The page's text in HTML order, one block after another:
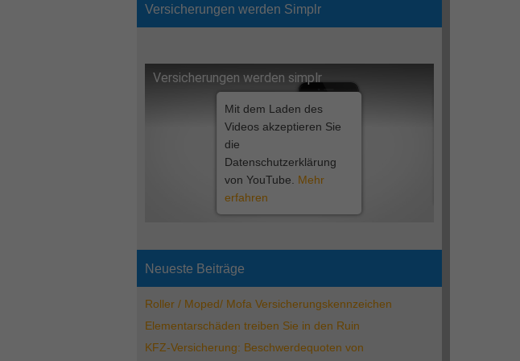
Versicherungen werden Simplr
Versicherungen werden simplr
Mit dem Laden des
Videos akzeptieren Sie
die
Datenschutzerklärung
von YouTube. Mehr
erfahren
Neueste Beiträge
Roller / Moped/ Mofa Versicherungskennzeichen
Elementarschäden treiben Sie in den Ruin
KFZ-Versicherung: Beschwerdequoten von